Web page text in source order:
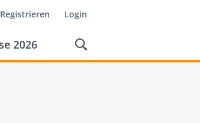
Registrieren Login
2026